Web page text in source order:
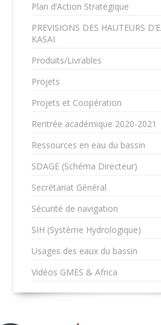
Plan d’Action Stratégique
PREVISIONS DES HAUTEURS
KASAI
Produits/Livrables
Projets
Projets et Coopération
Rentrée académique 2020-2021
Ressources en eau du bassin
SDAGE (Schéma Directeur)
Secrétariat Général
Sécurité de navigation
SIH (Système Hydrologique)
Usages des eaux du bassin
Vidéos GMES & Africa